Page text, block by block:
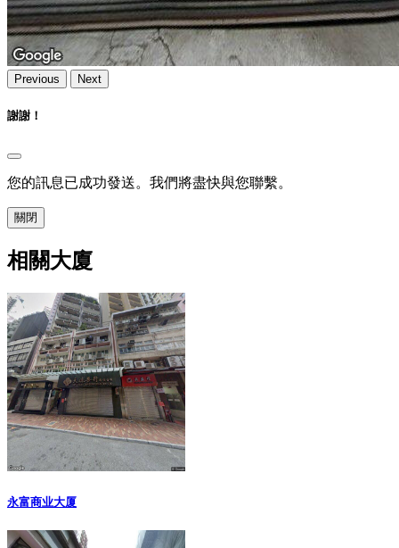
Previous Next
謝謝！
您的訊息已成功發送。我們將盡快與您聯繫。
關閉
相關大廈
永富商业大厦